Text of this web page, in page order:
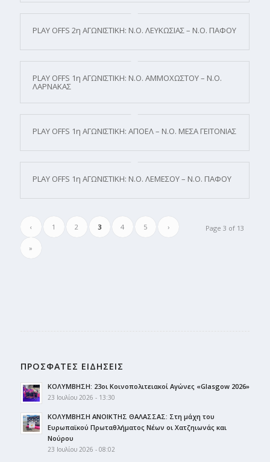
PLAY OFFS 2η ΑΓΩΝΙΣΤΙΚΗ: N.O. ΛΕΥΚΩΣΙΑΣ – Ν.Ο. ΠΑΦΟΥ
PLAY OFFS 1η ΑΓΩΝΙΣΤΙΚΗ: Ν.Ο. ΑΜΜΟΧΩΣΤΟΥ – Ν.Ο.
ΛΑΡΝΑΚΑΣ
PLAY OFFS 1η ΑΓΩΝΙΣΤΙΚΗ: ΑΠΟΕΛ – Ν.Ο. ΜΕΣΑ ΓΕΙΤΟΝΙΑΣ
PLAY OFFS 1η ΑΓΩΝΙΣΤΙΚΗ: Ν.Ο. ΛΕΜΕΣΟΥ – Ν.Ο. ΠΑΦΟΥ
Page 3 of 13
‹ 1 2 3 4 5 ›
»
ΠΡΟΣΦΑΤΕΣ ΕΙΔΗΣΕΙΣ
ΚΟΛΥΜΒΗΣΗ: 23οι Κοινοπολιτειακοί Αγώνες «Glasgow 2026»
23 Ιουλίου 2026 - 13:30
ΚΟΛΥΜΒΗΣΗ ΑΝΟΙΚΤΗΣ ΘΑΛΑΣΣΑΣ: Στη μάχη του
Ευρωπαϊκού Πρωταθλήματος Νέων οι Χατζηιωνάς και
Νούρου
23 Ιουλίου 2026 - 08:02